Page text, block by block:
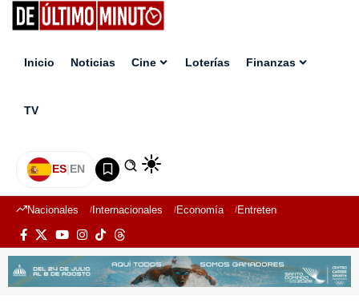
Inicio Noticias Cine Loterías Finanzas
TV
ES|EN
Nacionales Internacionales Economía Entretenimiento